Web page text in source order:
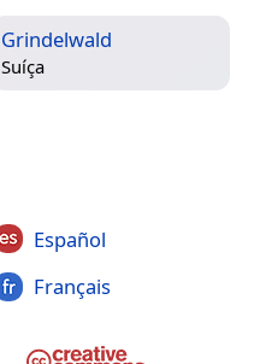
Grindelwald
Suíça
Español
Français